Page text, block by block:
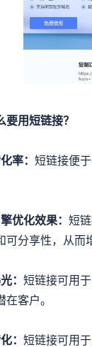
用短链接？
率： 短链接便
优化效果： 短
可分享性，从而
： 短链接可用
在客户。
： 短链接可用